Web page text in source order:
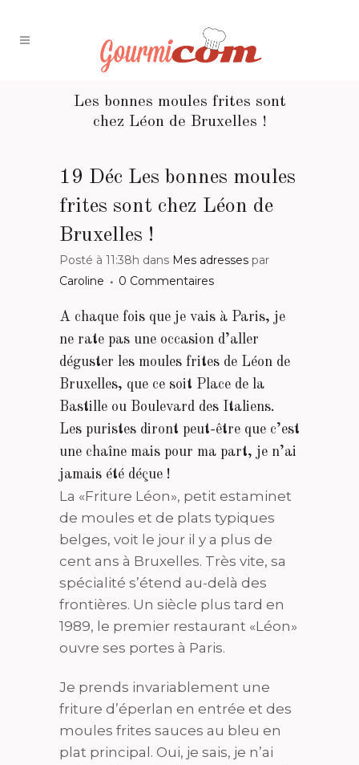
Les bonnes moules frites sont
chez Léon de Bruxelles !
19 Déc Les bonnes moules
frites sont chez Léon de
Bruxelles !
Posté à 11:38h dans Mes adresses par
Caroline
0 Commentaires
A chaque fois que je vais à Paris, je
ne rate pas une occasion d’aller
déguster les moules frites de Léon de
Bruxelles, que ce soit Place de la
Bastille ou Boulevard des Italiens.
Les puristes diront peut-être que c’est
une chaîne mais pour ma part, je n’ai
jamais été déçue !
La «Friture Léon», petit estaminet
de moules et de plats typiques
belges, voit le jour il y a plus de
cent ans à Bruxelles. Très vite, sa
spécialité s’étend au-delà des
frontières. Un siècle plus tard en
1989, le premier restaurant «Léon»
ouvre ses portes à Paris.
Je prends invariablement une
friture d’éperlan en entrée et des
moules frites sauces au bleu en
plat principal. Oui, je sais, je n’ai